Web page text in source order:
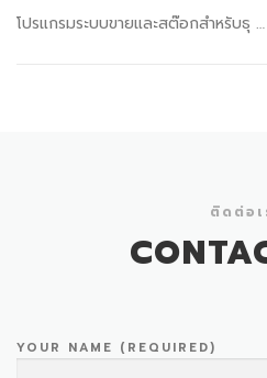
โปรแกรมระบบขายและสต๊อกสำหรับธุ …
ติดต่อเ
YOUR NAME (REQUIRED)